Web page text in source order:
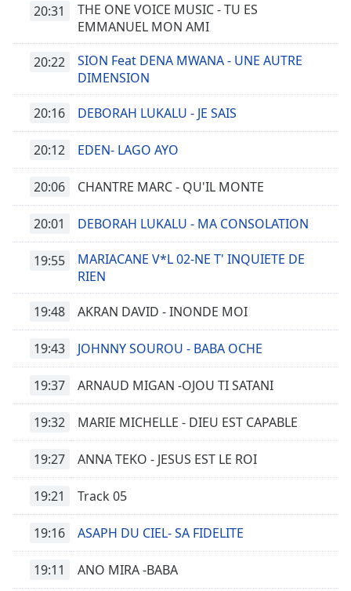
Opacity
Opacity
Background
Opacity
Text
Style
Font
Family
20:31
THE ONE VOICE MUSIC - TU ES
EMMANUEL MON AMI
20:22
SION Feat DENA MWANA - UNE AUTRE
DIMENSION
20:16 DEBORAH LUKALU - JE SAIS
20:12 EDEN- LAGO AYO
20:06 CHANTRE MARC - QU'IL MONTE
20:01 DEBORAH LUKALU - MA CONSOLATION
19:55
MARIACANE V*L 02-NE T' INQUIETE DE
RIEN
19:48 AKRAN DAVID - INONDE MOI
19:43 JOHNNY SOUROU - BABA OCHE
19:37 ARNAUD MIGAN -OJOU TI SATANI
19:32 MARIE MICHELLE - DIEU EST CAPABLE
19:27 ANNA TEKO - JESUS EST LE ROI
19:21 Track 05
19:16 ASAPH DU CIEL- SA FIDELITE
19:11 ANO MIRA -BABA